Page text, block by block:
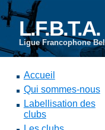
L.F.B.T.A.
Ligue Francophone
Accueil
Qui sommes-nous
Labellisation des
clubs